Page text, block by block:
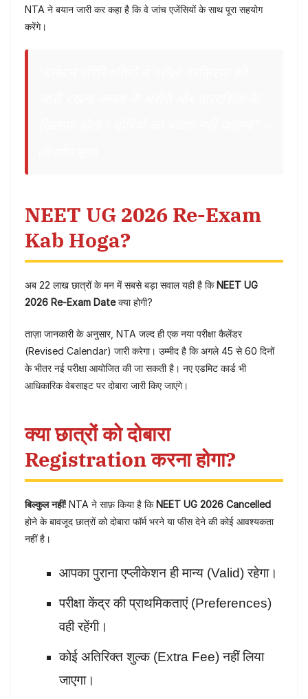
NTA ने बयान जारी कर कहा है कि वे जांच एजेंसियों के साथ पूरा सहयोग
करेंगे।
NEET UG 2026 Re-Exam
Kab Hoga?
अब 22 लाख छात्रों के मन में सबसे बड़ा सवाल यही है कि NEET UG
2026 Re-Exam Dateक्या होगी?
ताज़ा जानकारी के अनुसार, NTA जल्द ही एक नया परीक्षा कैलेंडर
(Revised Calendar) जारी करेगा। उम्मीद है कि अगले 45 से 60 दिनों
के भीतर नई परीक्षा आयोजित की जा सकती है। नए एडमिट कार्ड भी
आधिकारिक वेबसाइट पर दोबारा जारी किए जाएंगे।
क्या छात्रों को दोबारा
Registration करना होगा?
बिल्कुल नहीं! NTA ने साफ़ किया है कि NEET UG 2026 Cancelled
होने के बावजूद छात्रों को दोबारा फॉर्म भरने या फीस देने की कोई आवश्यकता
नहीं है।
आपका पुराना एप्लीकेशन ही मान्य (Valid) रहेगा।
परीक्षा केंद्र की प्राथमिकताएं (Preferences)
वही रहेंगी।
कोई अतिरिक्त शुल्क (Extra Fee) नहीं लिया
जाएगा।